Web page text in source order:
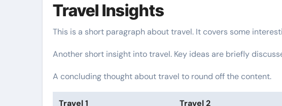
Travel Insights
This is a short paragraph about travel. It covers some
Another short insight into travel. Key ideas are briefly
A concluding thought about travel to round off the content.
Travel 1 Travel 2